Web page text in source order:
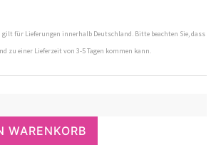
gilt für Lieferungen innerhalb Deutschland. Bitte beachten Sie, dass
zu einer Lieferzeit von 3-5 Tagen kommen kann.
WARENKORB